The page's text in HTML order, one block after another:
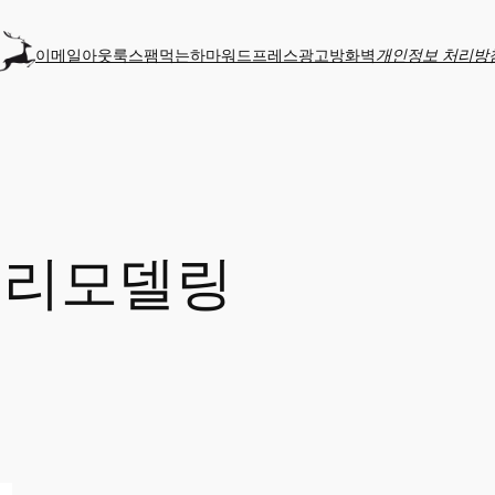
이메일아웃룩스팸먹는하마워드프레스광고방화벽개인정보 처리방
모델링